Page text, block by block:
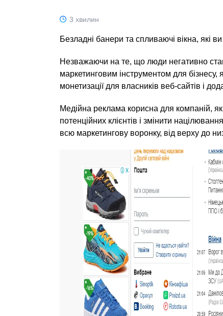
3 хвилин
Безладні банери та спливаючі вікна, які
Незважаючи на те, що люди негативно
маркетинговим інструментом для
монетизації для власників веб-сайтів і
Медійна реклама корисна для компаній,
потенційних клієнтів і змінити
всю маркетингову воронку, від верху до